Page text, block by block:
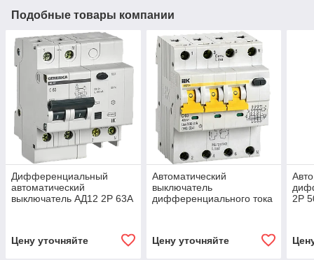
Подобные товары компании
Дифференциальный
автоматический
выключатель АД12 2Р 63А
Цену уточняйте
Автоматический
выключатель
дифференциального тока
Цену уточняйте
2Р